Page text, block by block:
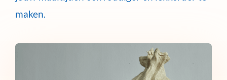
maken.